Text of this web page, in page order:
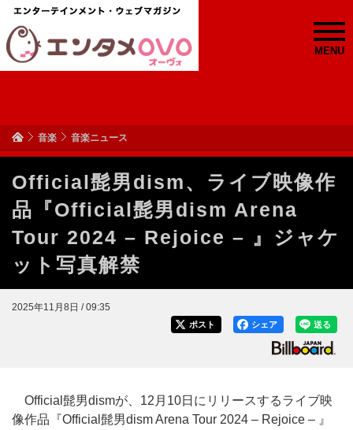
MENU
音楽 音楽ニュース
Official髭男dism、ライブ映像作
品『Official髭男dism Arena
Tour 2024 – Rejoice – 』ジャケ
ット写真解禁
2025年11月8日 / 09:35
送る
シェア
ポスト
Official髭男dismが、12月10日にリリースするライブ映
像作品『Official髭男dism Arena Tour 2024 – Rejoice – 』